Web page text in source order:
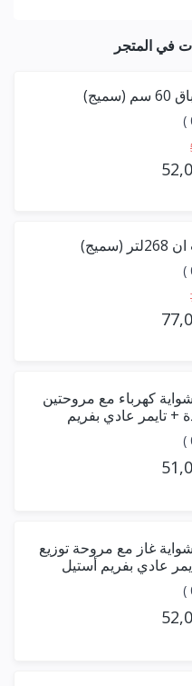
في المتجر
كهرباء مع مروحتين
+ تايمر عادي بفريم
سم
غاز مع مروحة توزيع
عادي بفريم أستيل